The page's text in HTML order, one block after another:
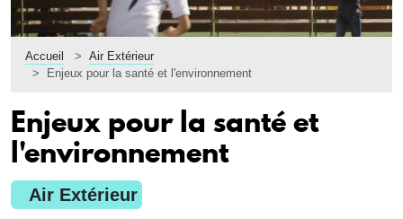
Accueil
Air Extérieur
Enjeux pour la santé et l'environnement
Enjeux pour la santé et
l'environnement
Air Extérieur